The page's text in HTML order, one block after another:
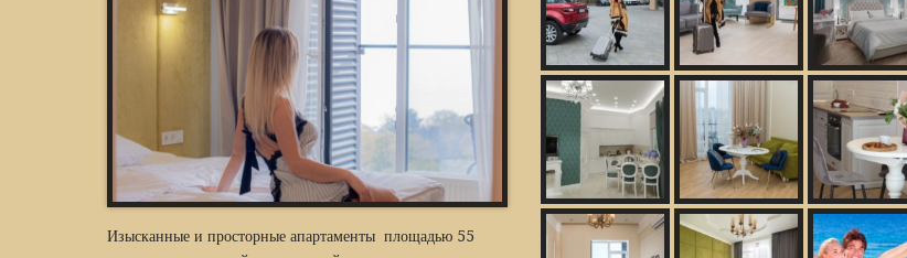
Изысканные и просторные апартаменты площадью 55